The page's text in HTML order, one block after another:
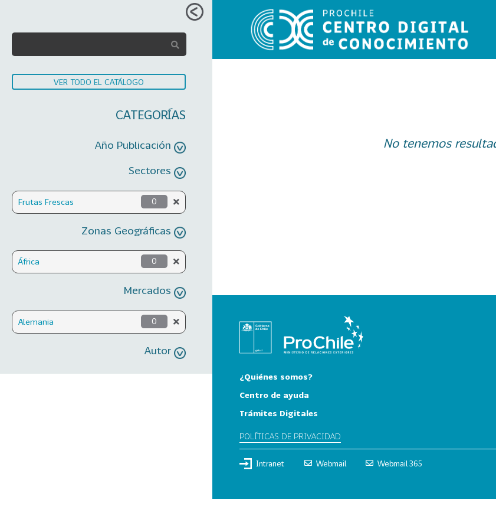
VER TODO EL CATÁLOGO
CATEGORÍAS
Año Publicación
Sectores
Frutas Frescas 0
Zonas Geográficas
África 0
Mercados
Alemania 0
Autor
No tenemos
¿Quiénes somos?
Centro de ayuda
Trámites Digitales
POLÍTICAS DE PRIVACIDAD
Intranet Webmail Webmail 365